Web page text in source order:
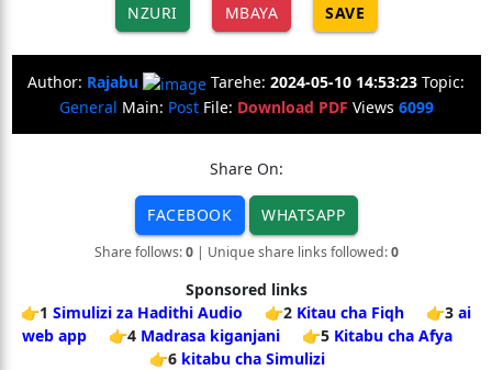
NZURI MBAYA SAVE
Author: Rajabu Tarehe: 2024-05-10 14:53:23 Topic:
General Main: PostFile: Download PDF Views 6099
Share On:
FACEBOOK WHATSAPP
Share follows:0| Unique share links followed:0
Sponsored links
👉1 Simulizi za Hadithi Audio 👉2 Kitau cha Fiqh 👉3 ai
web app
👉4 Madrasa kiganjani 👉5 Kitabu cha Afya
👉6 kitabu cha Simulizi